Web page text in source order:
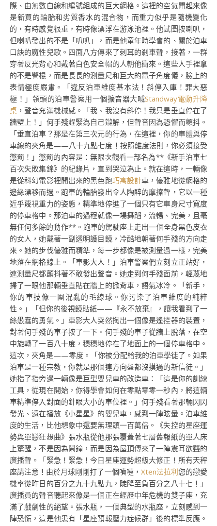
際、由無數白線和編號組成的巨大網格。這裡的空氣聞起來像
是新買的輪胎和劣質香水的混合物，而重力似乎是隨機變化
的，有時感覺很重，有時像漂浮在游泳池裡。他試圖按喇叭，
但喇叭發出的不是「叭叭」，而是他童年時學會的、關於泊車
口訣的魔性兒歌。四面八方傳來了刺耳的剎車聲，接著，一群
穿著反光背心和戴著白色安全帽的人朝他衝來。這些人手裡拿
的不是警棍，而是長長的測量尺和巨大的電子角度儀，臉上的
表情極度嚴肅。「違反泊車維度基本法！斜停入庫！罪大惡
極！」領頭的泊車警察用一個擴音器大喊Standway電動升降
桌 ，聲音充滿機械感。「我、我沒有斜停！我只是垂直停在了
牆壁上！」何手殘趕緊為自己辯解，但聲音因為恐懼而顫抖。
「垂直泊車？那是在第三次元的行為，在這裡，你的車體與停
車線的夾角是——八十九點七度！按照維度法則，你必須接受
懲罰！」懲罰的內容是：無限次觀看一部名為**《新手泊車七
百次失敗集錦》的紀錄片，直到哭泣為止。就在這時，一輛像
是從科幻電影裡開出來的黑色跑巧寓設計車，優雅地從網格的
邊緣漂移而過。跑車的輪胎發出令人陶醉的摩擦聲，它以一種
近乎蔑視重力的姿態，精準地停進了一個只有它車身尺寸寬度
的停車格中。那泊車的過程就像一場舞蹈，流暢、完美，且毫
無任何多餘的動作**。跑車的駕駛座上走出一個全身黑色皮衣
的女人，她戴著一副透明護目鏡，冷酷地朝著何手殘的方向走
來。她的步伐優雅而精準，每一步都像是被測量過一樣，完美
地落在網格線上。「車影大人！」泊車警察們立刻立正站好，
連測量尺都顫抖著不敢發出聲音。她走到何手殘面前，輕蔑地
掃了一眼他那輛垂直貼在牆上的掀背車，語氣冰冷。「新手，
你的車技像一團混亂的毛線球。你污染了泊車維度的純粹
性。」「但你的後視鏡貼紙——『永不放棄』，讓我看到了一
絲愚蠢的勇氣。」車影大人突然掏出一個像是遙控器的裝置，
對著何手殘的車子按了一下。何手殘的車子從牆上脫落，在空
中旋轉了一百八十度，穩穩地停在了地面上的一個停車格中。
這次，夾角是——零度。「你被分配給我的泊車學徒了。如果
泊車是一種宗教，你就是那個連方向盤都沒摸過的新信徒。」
她指了指旁邊一輛像是巨型嬰兒車的改造車：「這是你的訓練
工具，從現在開始，你得學會如何在零點零零一秒內，將這輛
車精準停入對面的針眼大小的車位裡。」何手殘看著那輛閃閃
發光、還在播放《小星星》的嬰兒車，感到一陣眩暈。泊車維
度的生活，比他想象中還要無理頭一百萬倍。《失控的星座運
勢與單戀狂想曲》張水瓶從他那張覆蓋著七層舊報紙的單人床
上驚醒，不是因為鬧鐘，而是因為屋頂傳來了一陣震耳欲聾的
廣播聲。「緊急！緊急！今日星座運勢超級大修正！所有天秤
座請注意！由於月球剛剛打了一個噴嚏， Xten法拉利您的戀愛
機率從昨日的百分之九十九點九，陡降至負百分之八十七！」
廣播員的聲音聽起來像是一個正在經歷中年危機的雙子座，充
滿了戲劇性的絕望。張水瓶，一個典型的水瓶座，立刻感到一
陣恐慌，這是他患有「星座預報壓力症候群」後的標準反應。